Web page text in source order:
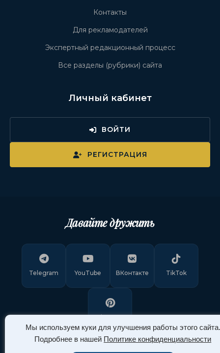
Мы используем куки для улучшения работы этого сайта.
Подробнее в нашей Политике конфиденциальности
Контакты
Для рекламодателей
Экспертный редакционный процесс
Все разделы (рубрики) сайта
Личный кабинет
ВОЙТИ
РЕГИСТРАЦИЯ
Давайте дружить
Telegram YouTube ВКонтакте TikTok
Pinterest